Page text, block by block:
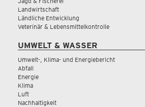
Landwirtschaft
Ländliche Entwicklung
Veterinär & Lebensmittelkontrolle
UMWELT & WASSER
Umwelt-, Klima- und Energiebericht
Abfall
Energie
Klima
Luft
Nachhaltigkeit